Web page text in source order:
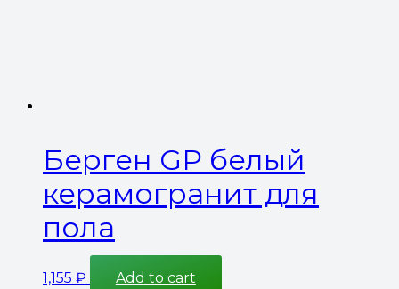
Берген GP белый
керамогранит для
пола
1,155 ₽ Add to cart